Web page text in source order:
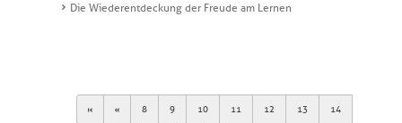
Die Wiederentdeckung der Freude am Lernen
First Previous
8 9 10 11 12 13 14